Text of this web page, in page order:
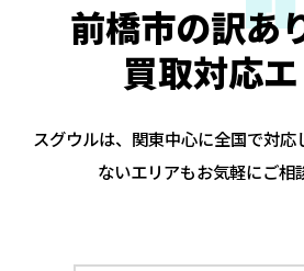
前橋市の訳あ
買取対応
スグウルは、関東中心に全国で対応
ないエリアもお気軽にご相